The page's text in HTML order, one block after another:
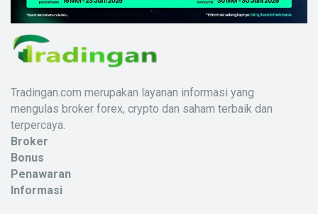
Tradingan.com merupakan layanan informasi yang
mengulas broker forex, crypto dan saham terbaik dan
terpercaya.
Broker
Bonus
Penawaran
Informasi